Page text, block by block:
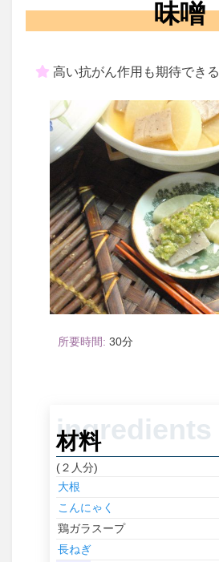
味噌
高い抗がん作用も期待できる
30
材料
(２人分)
大根
こんにゃく
鶏ガラスープ
長ねぎ